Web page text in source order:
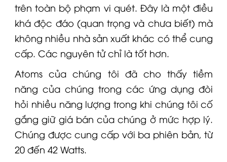
trên toàn bộ phạm vi quét. Đây là một điều
khá độc đáo (quan trọng và chưa biết) mà
không nhiều nhà sản xuất khác có thể cung
cấp. Các nguyên tử chỉ là tốt hơn.
Atoms của chúng tôi đã cho thấy tiềm
năng của chúng trong các ứng dụng đòi
hỏi nhiều năng lượng trong khi chúng tôi cố
gắng giữ giá bán của chúng ở mức hợp lý.
Chúng được cung cấp với ba phiên bản, từ
20 đến 42 Watts.